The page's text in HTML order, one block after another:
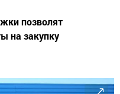
позволят
на закупку